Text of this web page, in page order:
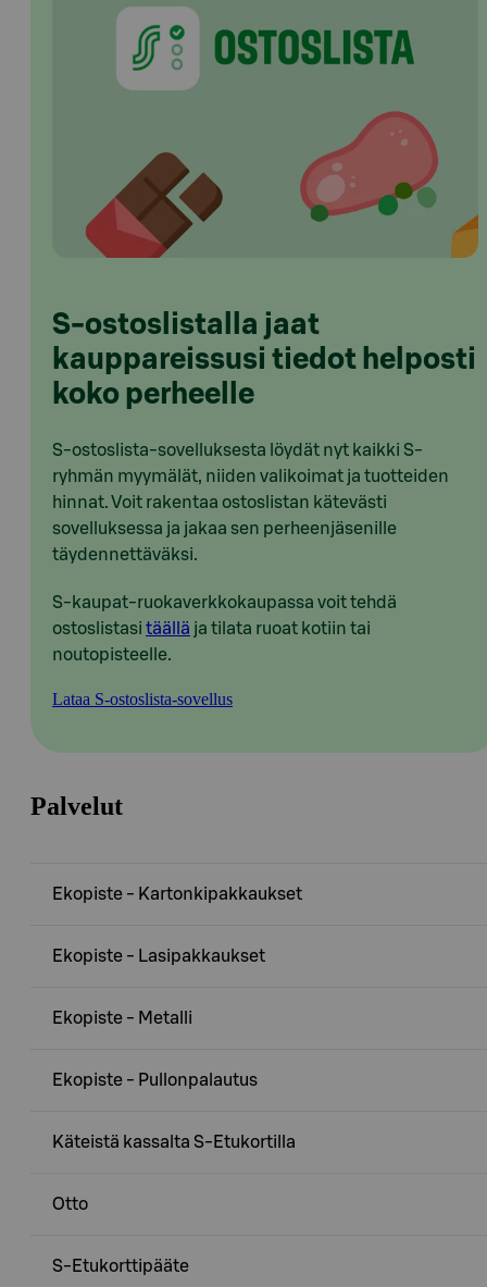
S-ostoslistalla jaat
kauppareissusi tiedot helposti
koko perheelle
S-ostoslista-sovelluksesta löydät nyt kaikki S-
ryhmän myymälät, niiden valikoimat ja tuotteiden
hinnat. Voit rakentaa ostoslistan kätevästi
sovelluksessa ja jakaa sen perheenjäsenille
täydennettäväksi.
S-kaupat-ruokaverkkokaupassa voit tehdä
ostoslistasi täällä ja tilata ruoat kotiin tai
noutopisteelle.
Lataa S-ostoslista-sovellus
Palvelut
Ekopiste - Kartonkipakkaukset
Ekopiste - Lasipakkaukset
Ekopiste - Metalli
Ekopiste - Pullonpalautus
Käteistä kassalta S-Etukortilla
Otto
S-Etukorttipääte